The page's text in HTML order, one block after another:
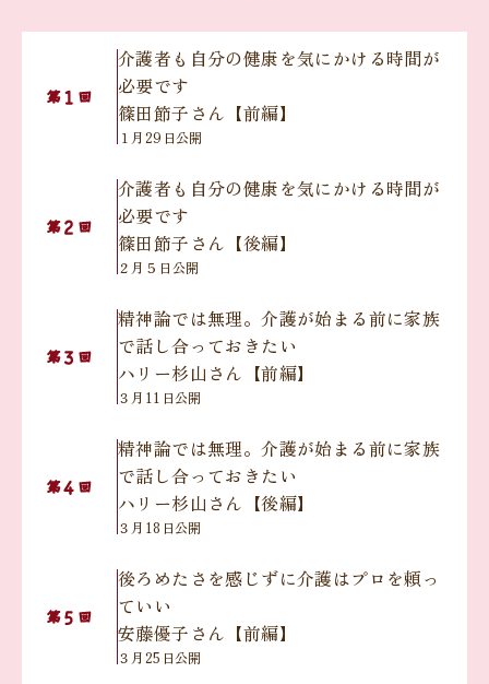
第１ 回
介護者も自分の健康を気にかける時間が
必要です
篠田節子さん【前編】
１月29日公開
第２ 回
介護者も自分の健康を気にかける時間が
必要です
篠田節子さん【後編】
２月５日公開
第３ 回
精神論では無理。介護が始まる前に家族
で話し合っておきたい
ハリー杉山さん【前編】
３月11日公開
第４ 回
精神論では無理。介護が始まる前に家族
で話し合っておきたい
ハリー杉山さん【後編】
３月18日公開
第５ 回
後ろめたさを感じずに介護はプロを頼っ
ていい
安藤優子さん【前編】
３月25日公開